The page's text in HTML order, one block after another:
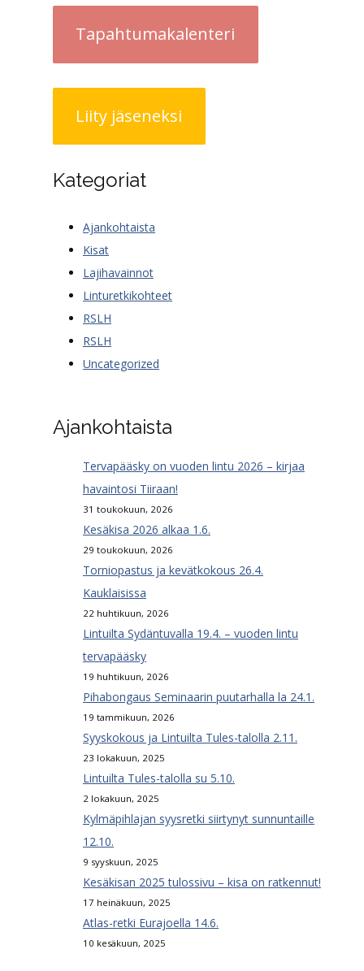
Tapahtumakalenteri
Liity jäseneksi
Kategoriat
Ajankohtaista
Kisat
Lajihavainnot
Linturetkikohteet
RSLH
RSLH
Uncategorized
Ajankohtaista
Tervapääsky on vuoden lintu 2026 – kirjaa
havaintosi Tiiraan!
31 toukokuun, 2026
Kesäkisa 2026 alkaa 1.6.
29 toukokuun, 2026
Torniopastus ja kevätkokous 26.4.
Kauklaisissa
22 huhtikuun, 2026
Lintuilta Sydäntuvalla 19.4. – vuoden lintu
tervapääsky
19 huhtikuun, 2026
Pihabongaus Seminaarin puutarhalla la 24.1.
19 tammikuun, 2026
Syyskokous ja Lintuilta Tules-talolla 2.11.
23 lokakuun, 2025
Lintuilta Tules-talolla su 5.10.
2 lokakuun, 2025
Kylmäpihlajan syysretki siirtynyt sunnuntaille
12.10.
9 syyskuun, 2025
Kesäkisan 2025 tulossivu – kisa on ratkennut!
17 heinäkuun, 2025
Atlas-retki Eurajoella 14.6.
10 kesäkuun, 2025